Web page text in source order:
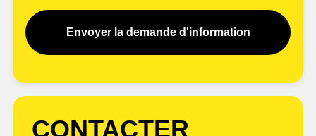
Envoyer la demande d'information
CONTACTER